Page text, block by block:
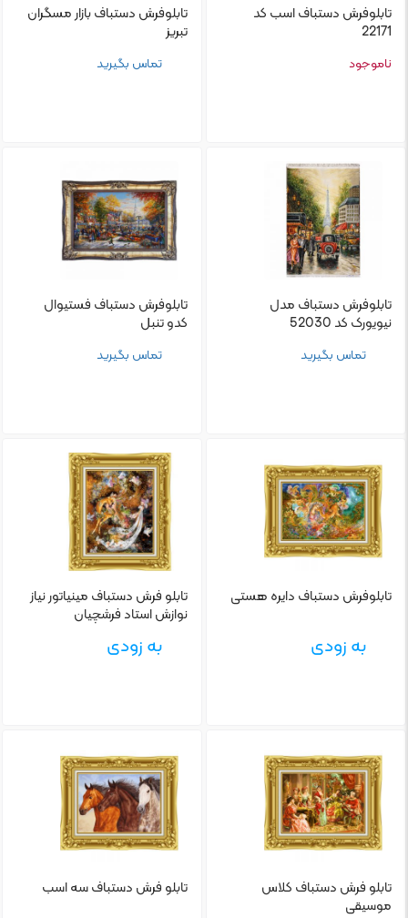
تابلو‌فرش دستباف اسب کد
22171
ناموجود
تابلو‌فرش دستباف بازار مسگران
تبریز
تماس بگیرید
تابلو‌فرش دستباف مدل
نیویورک کد 52030
تماس بگیرید
تابلو‌فرش دستباف فستیوال
کدو تنبل
تماس بگیرید
تابلو‌فرش دستباف دایره هستی
به زودی
تابلو‌ فرش دستباف مینیاتور نیاز
نوازش استاد فرشچیان
به زودی
تابلو‌ فرش دستباف کلاس
موسیقی
تابلو‌ فرش دستباف سه اسب